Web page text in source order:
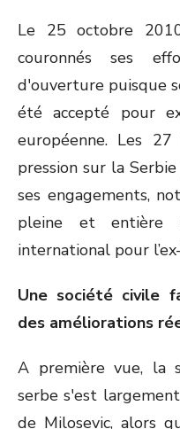
Le 25 octobre
couronnés ses
d'ouverture puisque
été accepté pour
européenne. Les
pression sur la
ses engagements,
pleine et entière
international pour
Une société civile
des améliorations
A première vue, la
serbe s'est
de Milosevic, alors